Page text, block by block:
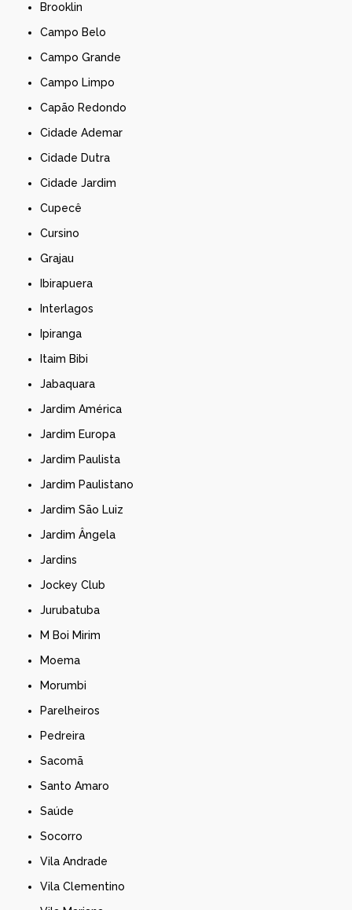
Brooklin
Campo Belo
Campo Grande
Campo Limpo
Capão Redondo
Cidade Ademar
Cidade Dutra
Cidade Jardim
Cupecê
Cursino
Grajau
Ibirapuera
Interlagos
Ipiranga
Itaim Bibi
Jabaquara
Jardim América
Jardim Europa
Jardim Paulista
Jardim Paulistano
Jardim São Luiz
Jardim Ângela
Jardins
Jockey Club
Jurubatuba
M Boi Mirim
Moema
Morumbi
Parelheiros
Pedreira
Sacomã
Santo Amaro
Saúde
Socorro
Vila Andrade
Vila Clementino